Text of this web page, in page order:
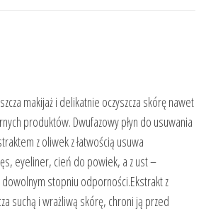
makijaż i delikatnie oczyszcza skórę nawet
produktów. Dwufazowy płyn do usuwania
z oliwek z łatwością usuwa
eyeliner, cień do powiek, a z ust –
dowolnym stopniu odporności.Ekstrakt z
suchą i wrażliwą skórę, chroni ją przed